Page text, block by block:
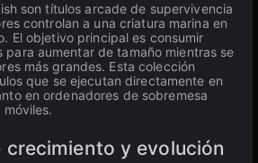
son títulos arcade de supervivencia
controlan a una criatura marina en
El objetivo principal es consumir
para aumentar de tamaño mientras se
más grandes. Esta colección
que se ejecutan directamente en
en ordenadores de sobremesa
crecimiento y evolución